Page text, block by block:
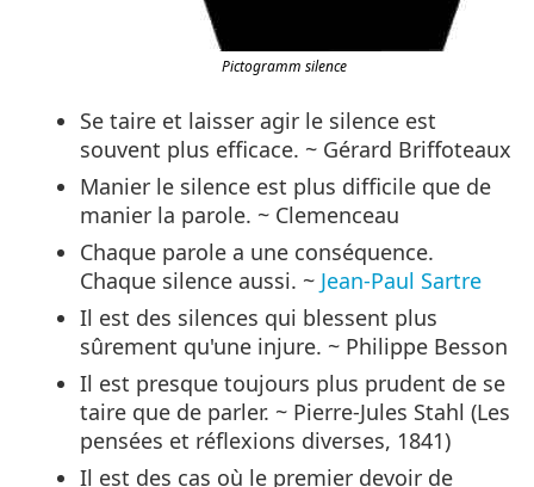
Pictogramm silence
Se taire et laisser agir le silence est
souvent plus efficace. ~ Gérard Briffoteaux
Manier le silence est plus difficile que de
manier la parole. ~ Clemenceau
Chaque parole a une conséquence.
Chaque silence aussi. ~ Jean-Paul Sartre
Il est des silences qui blessent plus
sûrement qu'une injure. ~ Philippe Besson
Il est presque toujours plus prudent de se
taire que de parler. ~ Pierre-Jules Stahl (Les
pensées et réflexions diverses, 1841)
Il est des cas où le premier devoir de